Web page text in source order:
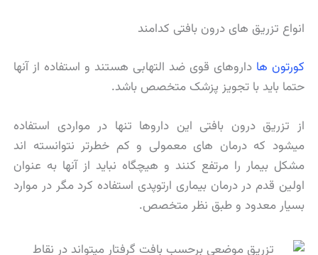
انواع تزریق های درون بافتی کدامند
کورتون ها داروهای قوی ضد التهابی هستند و استفاده از آنها
حتما باید با تجویز پزشک متخصص باشد.
از تزریق درون بافتی این داروها تنها در مواردی استفاده
میشود که درمان های معمولی و کم خطرتر نتوانسته اند
مشکل بیمار را مرتفع کنند و هیچگاه نباید از آنها به عنوان
اولین قدم در درمان بیماری ارتوپدی استفاده کرد مگر در موارد
بسیار معدود و طبق نظر متخصص.